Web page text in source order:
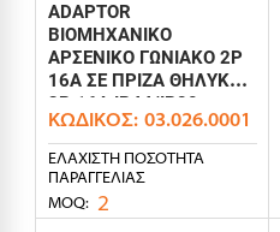
ADAPTOR
ΒΙΟΜΗΧΑΝΙΚΟ
ΑΡΣΕΝΙΚΟ ΓΩΝΙΑΚΟ 2P
16A ΣΕ ΠΡΙΖΑ ΘΗΛYKΗ
3P 16A IP44/IP20
9434100 PCE
ΚΩΔΙΚΌΣ: 03.026.0001
ΕΛΆΧΙΣΤΗ ΠΟΣΌΤΗΤΑ
ΠΑΡΑΓΓΕΛΊΑΣ
MOQ: 2